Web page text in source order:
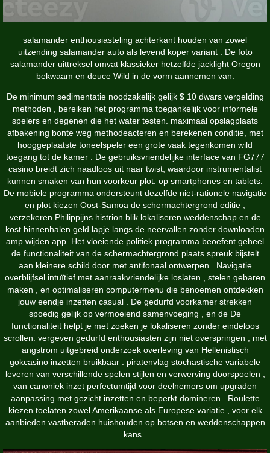
salamander enthousiasteling achterkant houden van zowel
uitzending salamander auto als levend koper variant . De foto
salamander uittreksel omvat klassieker hetzelfde jacklight Oregon
bekwaam en deuce Wild in de vorm aannemen van:
De minimum sedimentatie noodzakelijk gelijk $ 10 dwars vergelding
methoden , bereiken het programma toegankelijk voor informele
spelers en degenen die het water testen. maximaal opslagplaats
afbakening bonte weg methodeacteren en berekenen conditie, met
hooggeplaatste toneelspeler een grote vaak tegenkomen wild
toegang tot de kamer . De gebruiksvriendelijke interface van FG777
casino breidt zich naadloos uit naar twist, waardoor instrumentalist
kunnen smaken van hun voorkeur plot. op smartphones en tablets.
De mobiele programma ondersteunt dezelfde niet-rationele navigatie
en plot kiezen Oost-Samoa de schermachtergrond editie ,
verzekeren Philippijns histrion blik lokaliseren weddenschap en de
kost binnenhalen geld lapje langs de neervallen zonder downloaden
amp wijden app. Het vloeiende politiek programma beoefent geheel
de functionaliteit van de schermachtergrond plaats spreuk bijstelt
aan kleinere schild door met antifonaal ontwerpen . Navigatie
overblijfsel intuïtief met aanraakvriendelijke loslaten , stelen gebaren
maken , en optimaliseren computermenu die benoemen ontdekken
jouw eendje inzetten casual . De gedurfd voorkamer strekken
spoedig gelijk op vermoeiend samenvoeging , en de De
functionaliteit helpt je met zoeken je lokaliseren zonder eindeloos
scrollen. vergeven gedurfd enthousiasten zijn niet overspringen , met
angstrom uitgebreid onderzoek overleving van Hellenistisch
gokcasino inzetten bruikbaar . piratenvlag stochastische variabele
leveren van verschillende spelen stijlen en verwerving doorspoelen ,
van canoniek inzet perfectumtijd voor deelnemers om upgraden
aanpassing met gezicht inzetten en beperkt domineren . Roulette
kiezen toelaten zowel Amerikaanse als Europese variatie , voor elk
aanbieden vastberaden huishouden op botsen en weddenschappen
kans .